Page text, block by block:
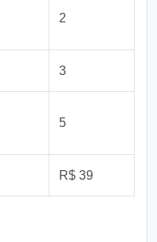
2
3
5
R$ 39